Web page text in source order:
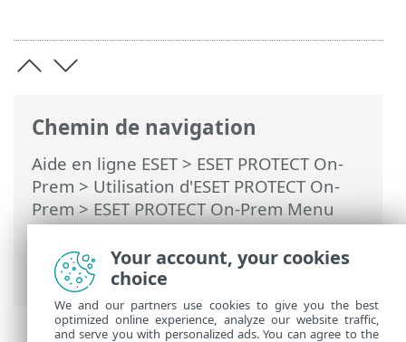
Chemin de navigation
Aide en ligne ESET> ESET PROTECT On-
Prem > Utilisation d'ESET PROTECT On-
Prem>ESET PROTECT On-Prem Menu
principal>Plus>Certificats>Certificats
homologues> Exporter un certificat
homologue
Your account, your cookies
choice
We and our partners use cookies to give you the best
optimized online experience, analyze our website traffic,
and serve you with personalized ads. You can agree to the